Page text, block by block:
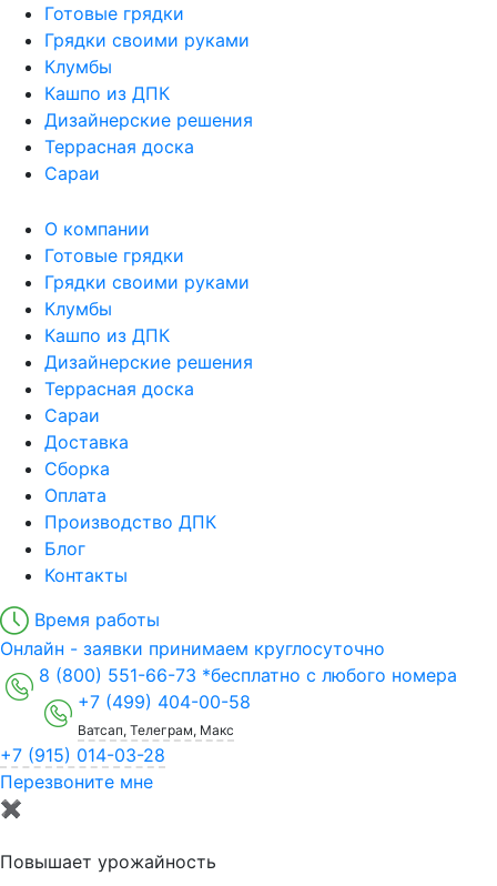
Готовые грядки
Грядки своими руками
Клумбы
Кашпо из ДПК
Дизайнерские решения
Террасная доска
Сараи
О компании
Готовые грядки
Грядки своими руками
Клумбы
Кашпо из ДПК
Дизайнерские решения
Террасная доска
Сараи
Доставка
Сборка
Оплата
Производство ДПК
Блог
Контакты
Время работы
Онлайн - заявки принимаем круглосуточно
8 (800) 551-66-73 *бесплатно с любого номера
+7 (499) 404-00-58
Ватсап, Телеграм, Макс
+7 (915) 014-03-28
Перезвоните мне
✖
Повышает урожайность